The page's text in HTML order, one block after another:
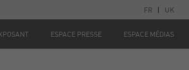
FR | UK
ESPACE PRESSE ESPACE MÉDIAS